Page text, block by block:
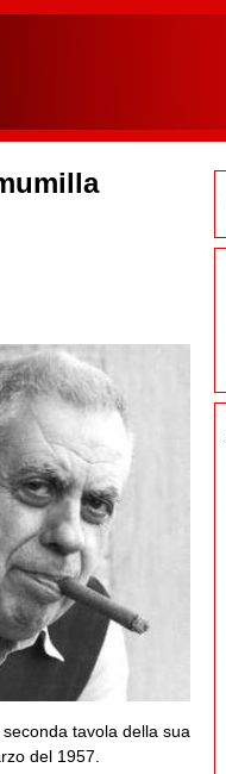
tavola della sua
del 1957.